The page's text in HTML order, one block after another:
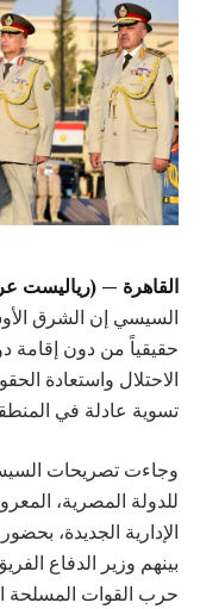
القاهرة — (رياليست
السيسي إن الشرق
حقيقياً من دون إقامة
الاحتلال واستعادة
تسوية عادلة في
وجاءت تصريحات
للدولة المصرية،
الإدارية الجديدة،
بينهم وزير الدفاع
حرب القوات المسلحة